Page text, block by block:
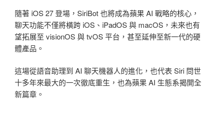
隨著 iOS 27 登場，SiriBot 也將成為蘋果 AI 戰略的核心，
聊天功能不僅將橫跨 iOS、iPadOS 與 macOS，未來也有
望拓展至 visionOS 與 tvOS 平台，甚至延伸至新一代的硬
體產品。
這場從語音助理到 AI 聊天機器人的進化，也代表 Siri 問世
十多年來最大的一次徹底重生，也為蘋果 AI 生態系揭開全
新篇章。